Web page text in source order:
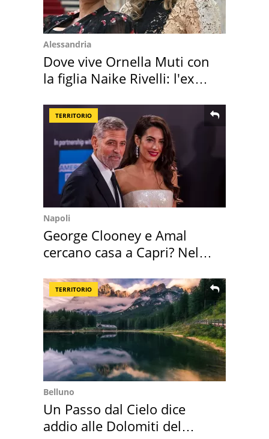
Alessandria
Dove vive Ornella Muti con
la figlia Naike Rivelli: l'ex
TERRITORIO
Napoli
George Clooney e Amal
cercano casa a Capri? Nel
TERRITORIO
Belluno
Un Passo dal Cielo dice
addio alle Dolomiti del